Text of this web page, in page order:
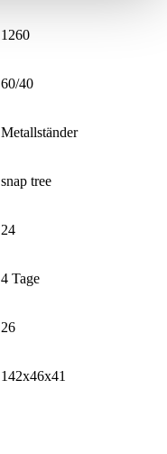
1260
60/40
Metallständer
snap tree
24
4 Tage
26
142x46x41